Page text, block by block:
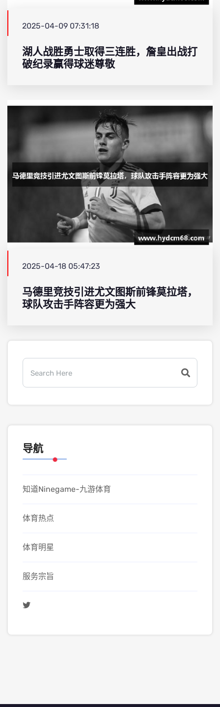
2025-04-09 07:31:18
湖人战胜勇士取得三连胜，詹皇出战打
破纪录赢得球迷尊敬
2025-04-18 05:47:23
马德里竞技引进尤文图斯前锋莫拉塔，
球队攻击手阵容更为强大
导航
知道Ninegame-九游体育
体育热点
体育明星
服务宗旨